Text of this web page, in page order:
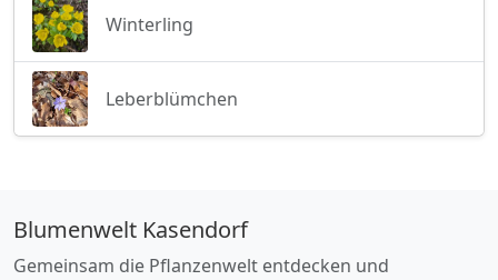
Winterling
Leberblümchen
Blumenwelt Kasendorf
Gemeinsam die Pflanzenwelt entdecken und